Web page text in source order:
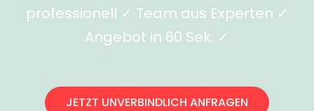
professionell ✓ Team aus Experten ✓
Angebot in 60 Sek. ✓
JETZT UNVERBINDLICH ANFRAGEN